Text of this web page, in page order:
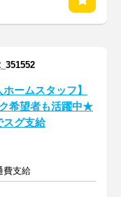
ホームスタッフ】
希望者も活躍中★
スグ支給
費支給